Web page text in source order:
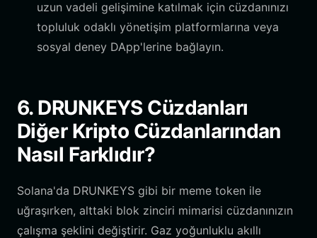
uzun vadeli gelişimine katılmak için cüzdanınızı
topluluk odaklı yönetişim platformlarına veya
sosyal deney DApp'lerine bağlayın.
6. DRUNKEYS Cüzdanları
Diğer Kripto Cüzdanlarından
Nasıl Farklıdır?
Solana'da DRUNKEYS gibi bir meme token ile
uğraşırken, alttaki blok zinciri mimarisi cüzdanınızın
çalışma şeklini değiştirir. Gaz yoğunluklu akıllı